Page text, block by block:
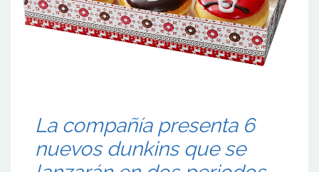
La compañía presenta 6
nuevos dunkins que se